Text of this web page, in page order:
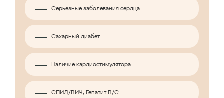
Серьезные заболевания сердца
Сахарный диабет
Наличие кардиостимулятора
СПИД/ВИЧ, Гепатит B/C